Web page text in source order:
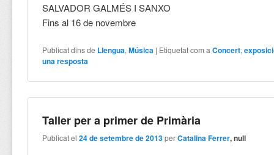
SALVADOR GALMÉS I SANXO
Fins al 16 de novembre
Publicat dins de Llengua,Música | Etiquetat com a Concert,
una resposta
Taller per a primer de Primària
Publicat el24 de setembre de 2013 perCatalina Ferrer, null